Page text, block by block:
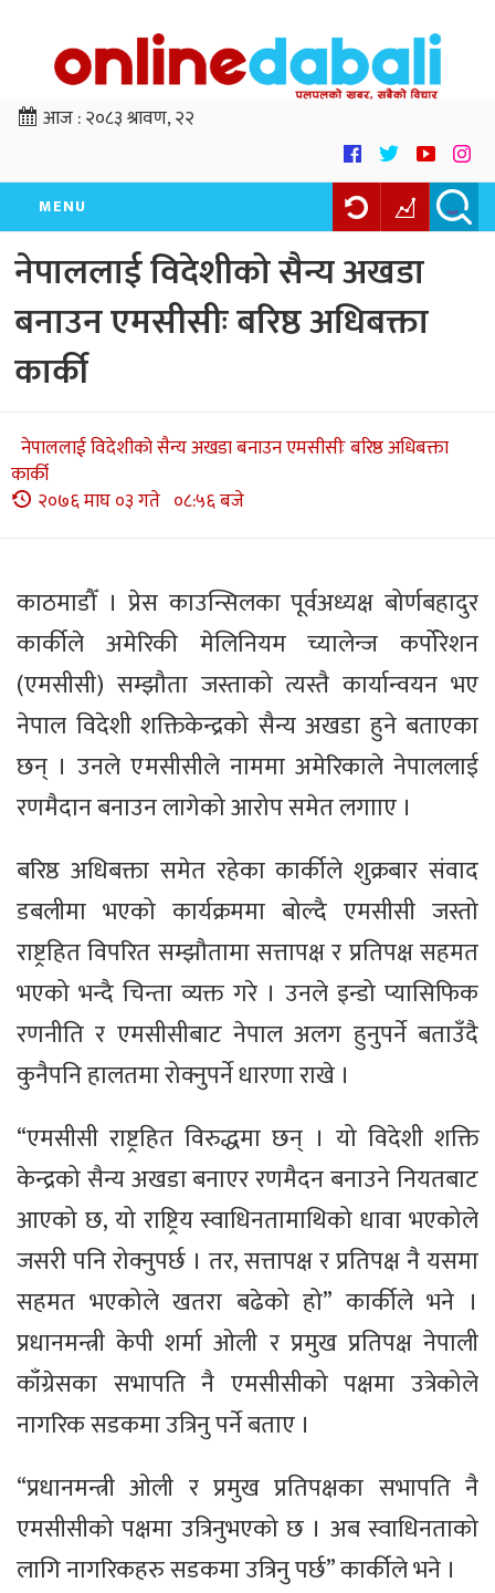
आज :२०८३ श्रावण, २२
MENU
नेपाललाई विदेशीको सैन्य अखडा
बनाउन एमसीसीः बरिष्ठ अधिबक्ता
कार्की
नेपाललाई विदेशीको सैन्य अखडा बनाउन एमसीसीः बरिष्ठ अधिबक्ता
कार्की
२०७६ माघ ०३ गते ०८:५६ बजे
काठमाडौँ । प्रेस काउन्सिलका पूर्वअध्यक्ष बोर्णबहादुर
कार्कीले अमेरिकी मेलिनियम च्यालेन्ज कर्पोरेशन
(एमसीसी) सम्झौता जस्ताको त्यस्तै कार्यान्वयन भए
नेपाल विदेशी शक्तिकेन्द्रको सैन्य अखडा हुने बताएका
छन् । उनले एमसीसीले नाममा अमेरिकाले नेपाललाई
रणमैदान बनाउन लागेको आरोप समेत लगााए ।
बरिष्ठ अधिबक्ता समेत रहेका कार्कीले शुक्रबार संवाद
डबलीमा भएको कार्यक्रममा बोल्दै एमसीसी जस्तो
राष्ट्रहित विपरित सम्झौतामा सत्तापक्ष र प्रतिपक्ष सहमत
भएको भन्दै चिन्ता व्यक्त गरे । उनले इन्डो प्यासिफिक
रणनीति र एमसीसीबाट नेपाल अलग हुनुपर्ने बताउँदै
कुनैपनि हालतमा रोक्नुपर्ने धारणा राखे ।
“एमसीसी राष्ट्रहित विरुद्धमा छन् । यो विदेशी शक्ति
केन्द्रको सैन्य अखडा बनाएर रणमैदन बनाउने नियतबाट
आएको छ, यो राष्ट्रिय स्वाधिनतामाथिको धावा भएकोले
जसरी पनि रोक्नुपर्छ । तर, सत्तापक्ष र प्रतिपक्ष नै यसमा
सहमत भएकोले खतरा बढेको हो” कार्कीले भने ।
प्रधानमन्त्री केपी शर्मा ओली र प्रमुख प्रतिपक्ष नेपाली
काँग्रेसका सभापति नै एमसीसीको पक्षमा उत्रेकोले
नागरिक सडकमा उत्रिनु पर्ने बताए ।
“प्रधानमन्त्री ओली र प्रमुख प्रतिपक्षका सभापति नै
एमसीसीको पक्षमा उत्रिनुभएको छ । अब स्वाधिनताको
लागि नागरिकहरु सडकमा उत्रिनु पर्छ” कार्कीले भने ।